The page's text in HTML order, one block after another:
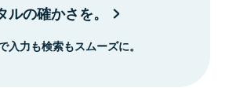
の確かさを。
入力も検索もスムーズに。